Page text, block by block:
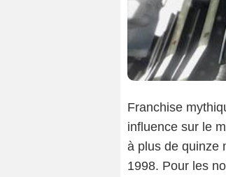
Franchise
influence sur le
à plus de quinze
1998. Pour les